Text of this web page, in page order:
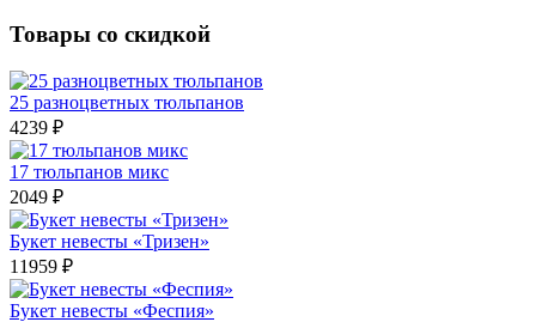
Товары со скидкой
25 разноцветных тюльпанов
4239 ₽
17 тюльпанов микс
2049 ₽
Букет невесты «Тризен»
11959 ₽
Букет невесты «Феспия»